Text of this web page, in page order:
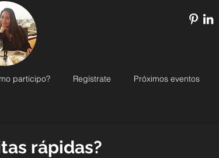
participo? Regístrate Próximos eventos
rápidas?